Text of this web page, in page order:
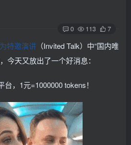
0 113 7
特邀演讲 （Invited Talk）中“国内唯
，今天又放出了一个好消息：
，1元=1000000 tokens！